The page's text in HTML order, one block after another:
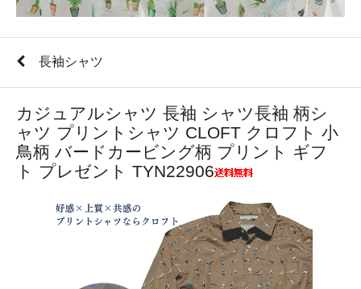
長袖シャツ
カジュアルシャツ 長袖 シャツ長袖 柄シ
ャツ プリントシャツ CLOFT クロフト 小
鳥柄 バードカービング柄 プリント ギフ
ト プレゼント TYN22906